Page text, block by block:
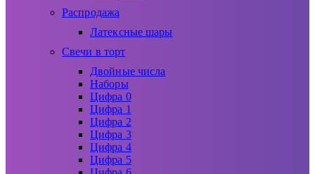
Распродажа
Латексные шары
Свечи в торт
Двойные числа
Наборы
Цифра 0
Цифра 1
Цифра 2
Цифра 3
Цифра 4
Цифра 5